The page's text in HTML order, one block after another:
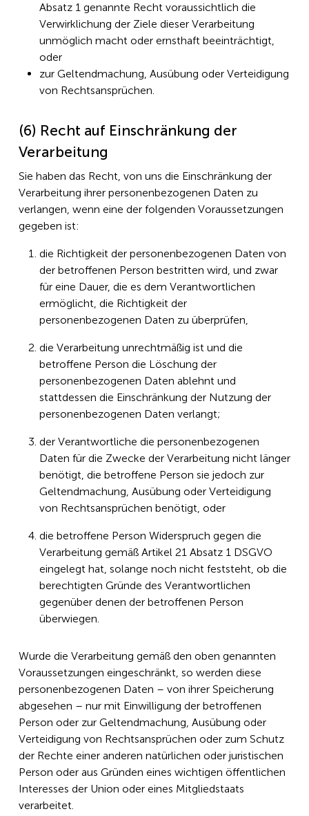
Absatz 1 genannte Recht voraussichtlich die
Verwirklichung der Ziele dieser Verarbeitung
unmöglich macht oder ernsthaft beeinträchtigt,
oder
zur Geltendmachung, Ausübung oder Verteidigung
von Rechtsansprüchen.
(6) Recht auf Einschränkung der
Verarbeitung
Sie haben das Recht, von uns die Einschränkung der
Verarbeitung ihrer personenbezogenen Daten zu
verlangen, wenn eine der folgenden Voraussetzungen
gegeben ist:
die Richtigkeit der personenbezogenen Daten von
der betroffenen Person bestritten wird, und zwar
für eine Dauer, die es dem Verantwortlichen
ermöglicht, die Richtigkeit der
personenbezogenen Daten zu überprüfen,
die Verarbeitung unrechtmäßig ist und die
betroffene Person die Löschung der
personenbezogenen Daten ablehnt und
stattdessen die Einschränkung der Nutzung der
personenbezogenen Daten verlangt;
der Verantwortliche die personenbezogenen
Daten für die Zwecke der Verarbeitung nicht länger
benötigt, die betroffene Person sie jedoch zur
Geltendmachung, Ausübung oder Verteidigung
von Rechtsansprüchen benötigt, oder
die betroffene Person Widerspruch gegen die
Verarbeitung gemäß Artikel 21 Absatz 1 DSGVO
eingelegt hat, solange noch nicht feststeht, ob die
berechtigten Gründe des Verantwortlichen
gegenüber denen der betroffenen Person
überwiegen.
Wurde die Verarbeitung gemäß den oben genannten
Voraussetzungen eingeschränkt, so werden diese
personenbezogenen Daten – von ihrer Speicherung
abgesehen – nur mit Einwilligung der betroffenen
Person oder zur Geltendmachung, Ausübung oder
Verteidigung von Rechtsansprüchen oder zum Schutz
der Rechte einer anderen natürlichen oder juristischen
Person oder aus Gründen eines wichtigen öffentlichen
Interesses der Union oder eines Mitgliedstaats
verarbeitet.